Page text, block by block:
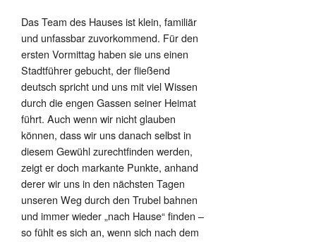
Das Team des Hauses ist klein, familiär
und unfassbar zuvorkommend. Für den
ersten Vormittag haben sie uns einen
Stadtführer gebucht, der fließend
deutsch spricht und uns mit viel Wissen
durch die engen Gassen seiner Heimat
führt. Auch wenn wir nicht glauben
können, dass wir uns danach selbst in
diesem Gewühl zurechtfinden werden,
zeigt er doch markante Punkte, anhand
derer wir uns in den nächsten Tagen
unseren Weg durch den Trubel bahnen
und immer wieder „nach Hause“ finden –
so fühlt es sich an, wenn sich nach dem